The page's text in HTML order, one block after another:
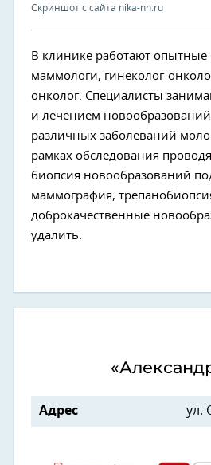
Скриншот с сайта nika-nn.ru
В клинике работают
маммологи, гинеколог-
онколог. Специалисты
и лечением
различных заболеваний
рамках обследования
биопсия новообразований
маммография,
доброкачественные
удалить.
Адрес ул.